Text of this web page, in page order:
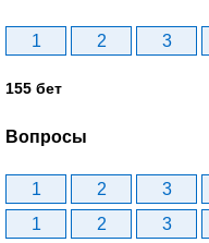
1 2 3
155 бет
Вопросы
1 2 3
1
2 3